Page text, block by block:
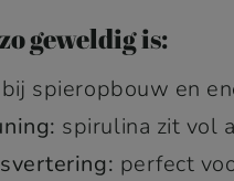
geweldig is:
spieropbouw en
spirulina zit vol
perfect